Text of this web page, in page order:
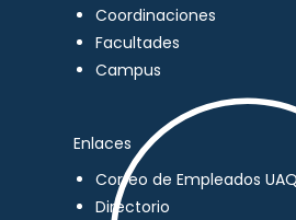
Coordinaciones
Facultades
Campus
Enlaces
Correo de Empleados UAQ
Directorio